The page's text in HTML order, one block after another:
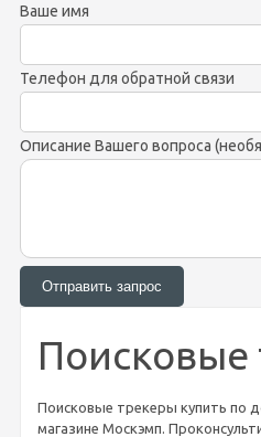
Ваше имя
Телефон для обратной связи
Описание Вашего вопроса
Поисковые
Поисковые трекеры купить по
магазине Москэмп.